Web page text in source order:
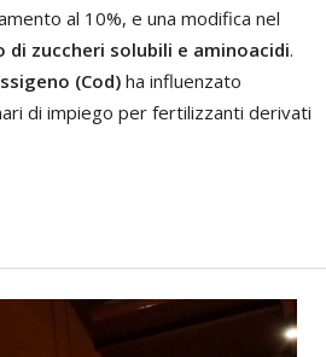
al 10%, e una modifica nel
di zuccheri solubili e aminoacidi.
(Cod)ha influenzato
di impiego per fertilizzanti derivati